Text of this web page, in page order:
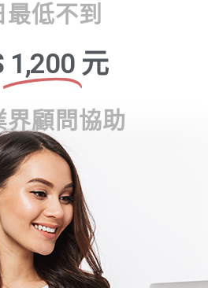
最低不到
1,200 元
界顧問協助